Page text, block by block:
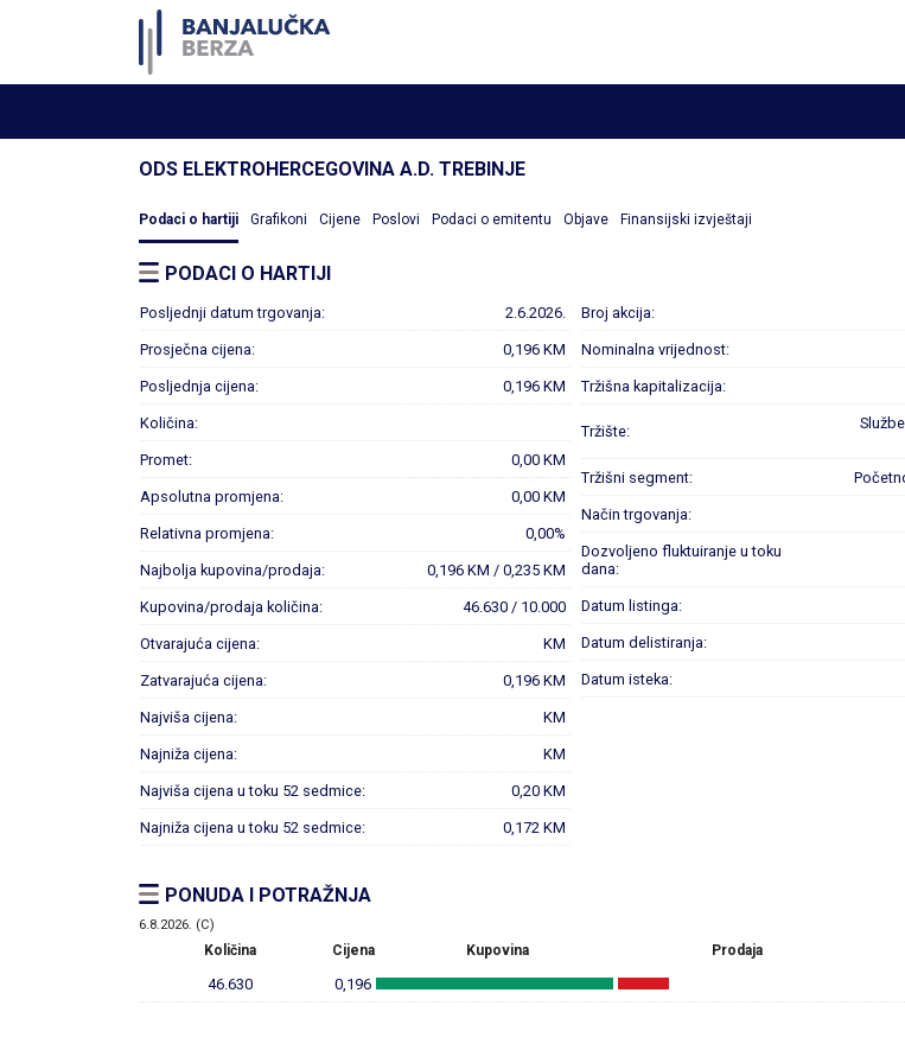
ODS ELEKTROHERCEGOVINA A.D. TREBINJE
Podaci o hartiji Grafikoni Cijene Poslovi Podaci o emitentu Objave Finansijski izvještaji
PODACI O HARTIJI
Posljednji datum trgovanja: 2.6.2026.
Prosječna cijena: 0,196 KM
Posljednja cijena: 0,196 KM
Količina:
Promet: 0,00 KM
Apsolutna promjena: 0,00 KM
Relativna promjena: 0,00%
Najbolja kupovina/prodaja: 0,196 KM / 0,235 KM
Kupovina/prodaja količina: 46.630 / 10.000
Otvarajuća cijena: KM
Zatvarajuća cijena: 0,196 KM
Najviša cijena: KM
Najniža cijena: KM
Najviša cijena u toku 52 sedmice: 0,20 KM
Najniža cijena u toku 52 sedmice: 0,172 KM
Broj akcija:
Nominalna vrijednost:
Tržišna kapitalizacija:
Tržište:
Tržišni segment:
Način trgovanja:
Dozvoljeno fluktuiranje u toku
dana:
Datum listinga:
Datum delistiranja:
Datum isteka:
PONUDA I POTRAŽNJA
6.8.2026. (C)
Količina Cijena Kupovina Prodaja
46.630 0,196